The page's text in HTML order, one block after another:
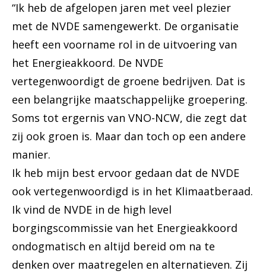
“Ik heb de afgelopen jaren met veel plezier
met de NVDE samengewerkt. De organisatie
heeft een voorname rol in de uitvoering van
het Energieakkoord. De NVDE
vertegenwoordigt de groene bedrijven. Dat is
een belangrijke maatschappelijke groepering.
Soms tot ergernis van VNO-NCW, die zegt dat
zij ook groen is. Maar dan toch op een andere
manier.
Ik heb mijn best ervoor gedaan dat de NVDE
ook vertegenwoordigd is in het Klimaatberaad.
Ik vind de NVDE in de high level
borgingscommissie van het Energieakkoord
ondogmatisch en altijd bereid om na te
denken over maatregelen en alternatieven. Zij